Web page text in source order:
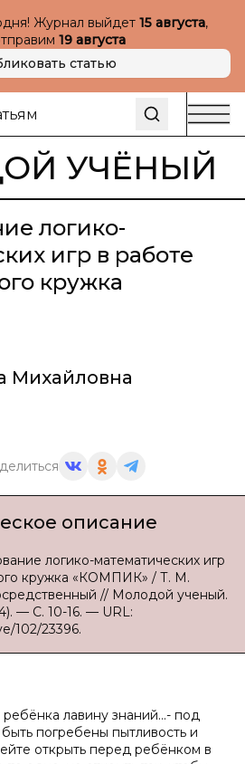
Журнал выйдет 15 августа,
19 августа
статью
УЧЁНЫЙ
логико-
игр в работе
кружка
Михайловна
описание
логико-математических игр
кружка «КОМПИК» / Т. М.
// Молодой ученый.
— С. 10-16. — URL:
102/23396.
лавину знаний…- под
погребены пытливость и
открыть перед ребёнком в